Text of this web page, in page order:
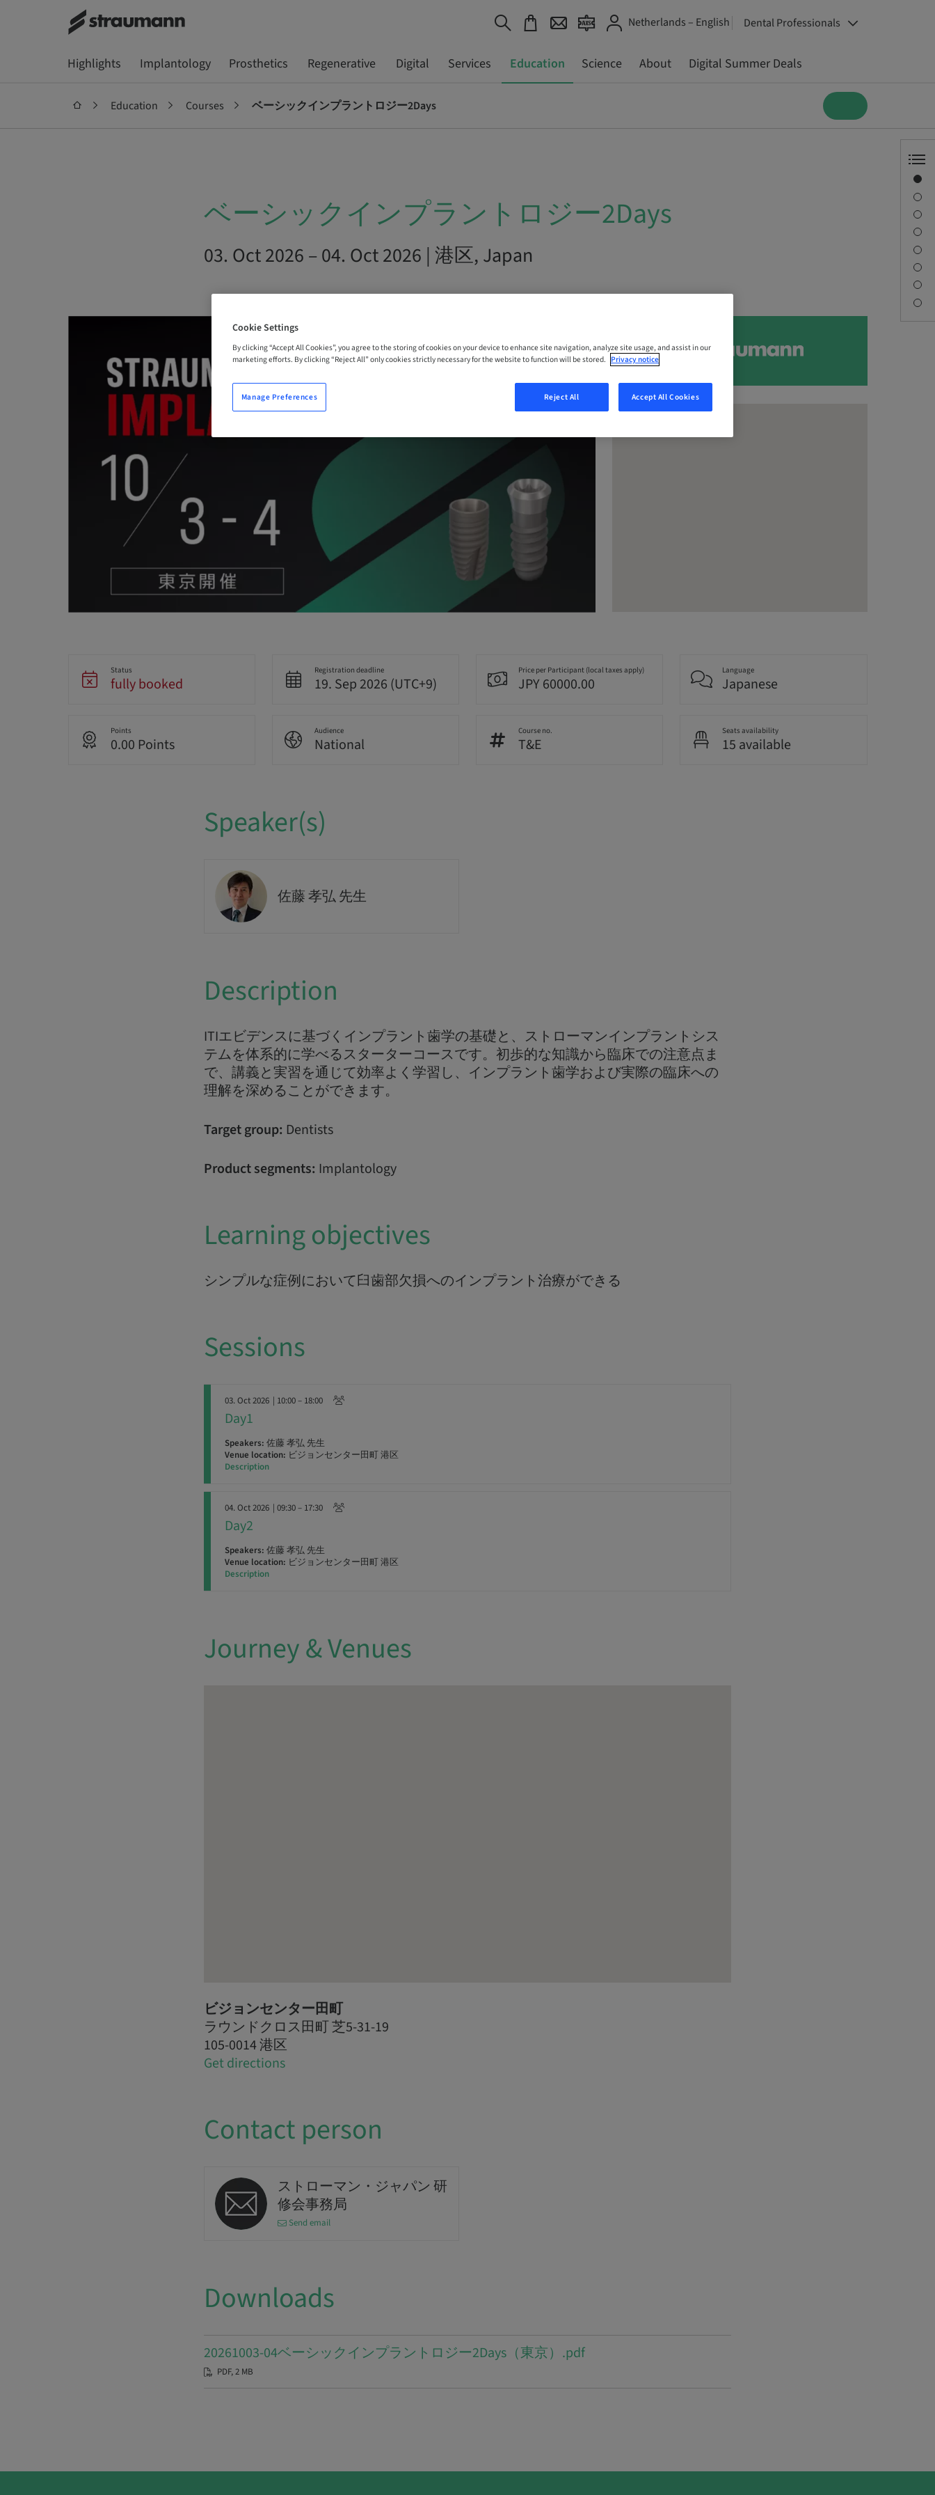
Netherlands – English Dental Professionals
Highlights Implantology Prosthetics Regenerative Digital Services Education Science About Digital Summer Deals
Education Courses ベーシックインプラントロジー2Days
ベーシックインプラントロジー2Days
03. Oct 2026 – 04. Oct 2026 | 港区, Japan
Status
fully booked
Registration deadline
19. Sep 2026 (UTC+9)
Price per Participant (local taxes apply)
JPY 60000.00
Language
Japanese
Points
0.00 Points
Audience
National
Course no.
T&E
Seats availability
15 available
Speaker(s)
佐藤 孝弘 先生
Description
ITIエビデンスに基づくインプラント歯学の基礎と、ストローマンインプラントシス
テムを体系的に学べるスターターコースです。初歩的な知識から臨床での注意点ま
で、講義と実習を通じて効率よく学習し、インプラント歯学および実際の臨床への
理解を深めることができます。
Target group: Dentists
Product segments: Implantology
Learning objectives
シンプルな症例において臼歯部欠損へのインプラント治療ができる
Sessions
03. Oct 2026 | 10:00 – 18:00
Day1
Speakers: 佐藤 孝弘 先生
Venue location: ビジョンセンター田町 港区
Description
04. Oct 2026 | 09:30 – 17:30
Day2
Speakers: 佐藤 孝弘 先生
Venue location: ビジョンセンター田町 港区
Description
Journey & Venues
ビジョンセンター田町
ラウンドクロス田町 芝5-31-19
105-0014 港区
Get directions
Contact person
ストローマン・ジャパン 研
修会事務局
Send email
Downloads
20261003-04ベーシックインプラントロジー2Days（東京）.pdf
PDF, 2 MB
Cookie Settings
By clicking “Accept All Cookies”, you agree to the storing of cookies on your device to enhance site navigation, analyze site usage, and assist in our
marketing efforts. By clicking “Reject All” only cookies strictly necessary for the website to function will be stored. Privacy notice
Reject All Accept All Cookies
Manage Preferences